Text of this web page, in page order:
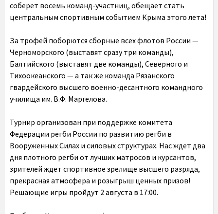
соберет восемь команд-участниц, обещает стать
центральным спортивным событием Крыма этого лета!
За трофей поборются сборные всех флотов России —
Черноморского (выставят сразу три команды),
Балтийского (выставят две команды), Северного и
Тихоокеанского — а так же команда Рязанского
гвардейского высшего военно-десантного командного
училища им. В.Ф. Маргелова.
Турнир организован при поддержке комитета
Федерации регби России по развитию регби в
Вооруженных Силах и силовых структурах. Нас ждет два
дня плотного регби от лучших матросов и курсантов,
зрителей ждет спортивное зрелище высшего разряда,
прекрасная атмосфера и розыгрыш ценных призов!
Решающие игры пройдут 2 августа в 17:00.